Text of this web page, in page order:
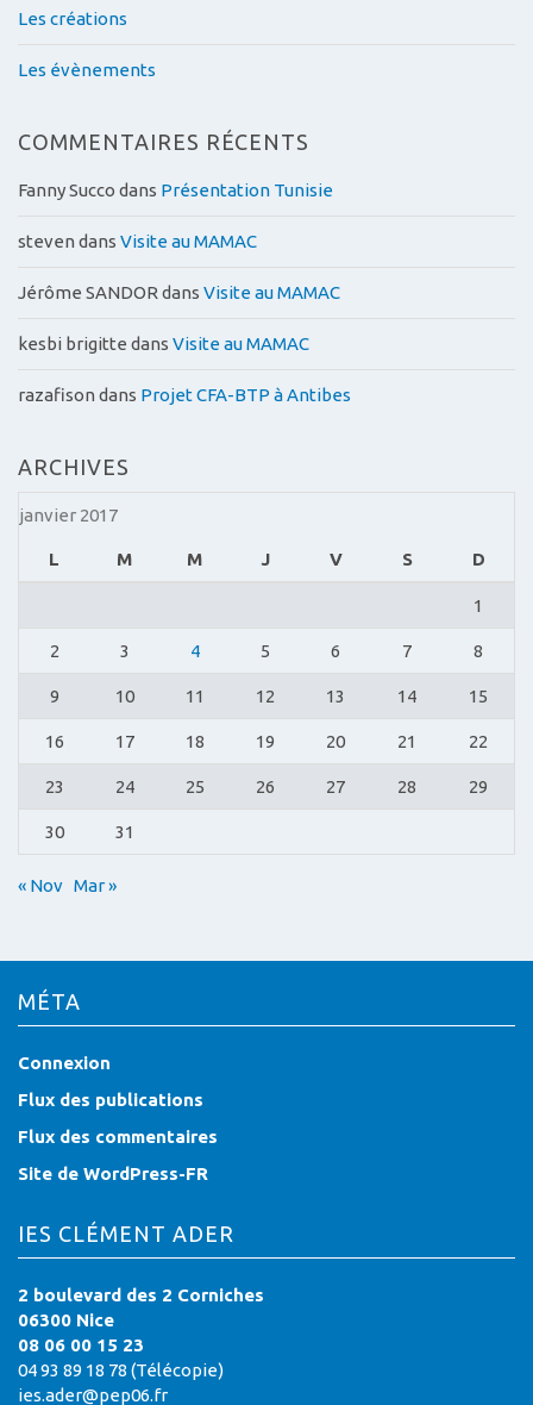
Les créations
Les évènements
COMMENTAIRES RÉCENTS
Fanny Succo dans Présentation Tunisie
steven dans Visite au MAMAC
Jérôme SANDOR dans Visite au MAMAC
kesbi brigitte dans Visite au MAMAC
razafison dans Projet CFA-BTP à Antibes
ARCHIVES
janvier 2017
L M M J V S D
1
2 3 4 5 6 7 8
9 10 11 12 13 14 15
16 17 18 19 20 21 22
23 24 25 26 27 28 29
30 31
« Nov Mar »
MÉTA
Connexion
Flux des publications
Flux des commentaires
Site de WordPress-FR
IES CLÉMENT ADER
2 boulevard des 2 Corniches
06300 Nice
08 06 00 15 23
04 93 89 18 78 (Télécopie)
ies.ader@pep06.fr